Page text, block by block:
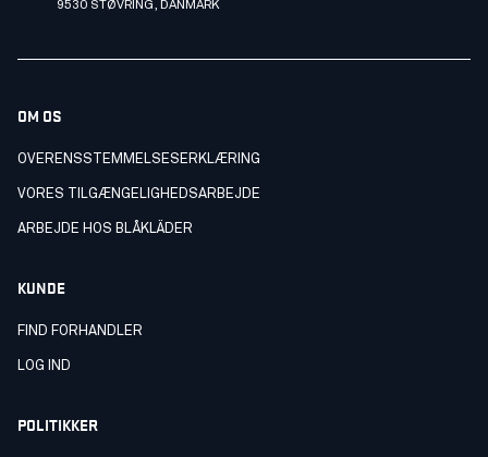
9530 STØVRING, DANMARK
OM OS
OVERENSSTEMMELSESERKLÆRING
VORES TILGÆNGELIGHEDSARBEJDE
ARBEJDE HOS BLÅKLÄDER
KUNDE
FIND FORHANDLER
LOG IND
POLITIKKER